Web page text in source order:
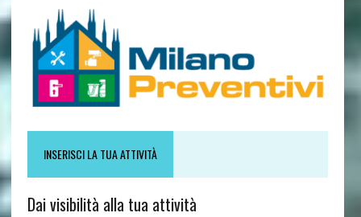
INSERISCI LA TUA ATTIVITÀ
Dai visibilità alla tua attività